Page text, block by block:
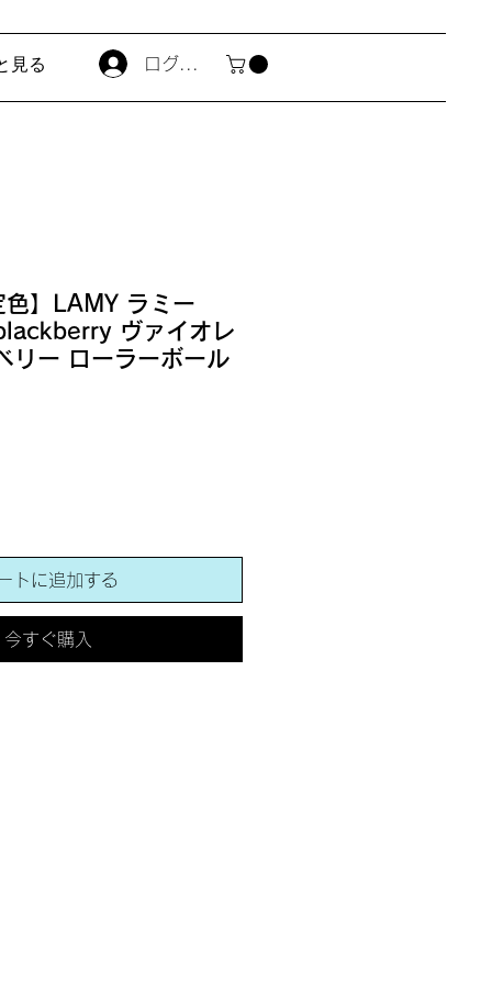
見る ログイン
】LAMY ラミー
ヴァイオレ
リー ローラーボール
トに追加する
今すぐ購入